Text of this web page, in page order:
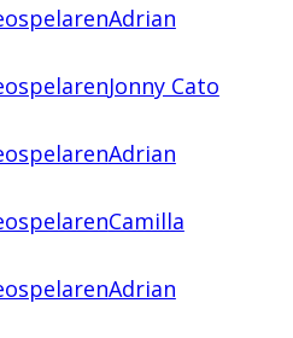
Adrian
Jonny Cato
Adrian
Camilla
Adrian